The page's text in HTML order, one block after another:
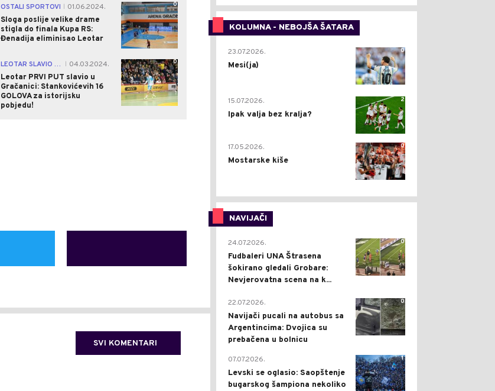
OSTALI SPORTOVI
01.06.2024.
Sloga poslije velike drame
stigla do finala Kupa RS:
Đenadija eliminisao Leotar
0
LEOTAR SLAVIO U GRAČANICI
04.03.2024.
Leotar PRVI PUT slavio u
Gračanici: Stankovićevih 16
GOLOVA za istorijsku
pobjedu!
0
SVI KOMENTARI
KOLUMNA - NEBOJŠA ŠATARA
0
23.07.2026.
Mesi(ja)
2
15.07.2026.
Ipak valja bez kralja?
0
17.05.2026.
Mostarske kiše
NAVIJAČI
0
24.07.2026.
Fudbaleri UNA Štrasena
šokirano gledali Grobare:
Nevjerovatna scena na k...
0
22.07.2026.
Navijači pucali na autobus sa
Argentincima: Dvojica su
prebačena u bolnicu
1
07.07.2026.
Levski se oglasio: Saopštenje
bugarskog šampiona nekoliko